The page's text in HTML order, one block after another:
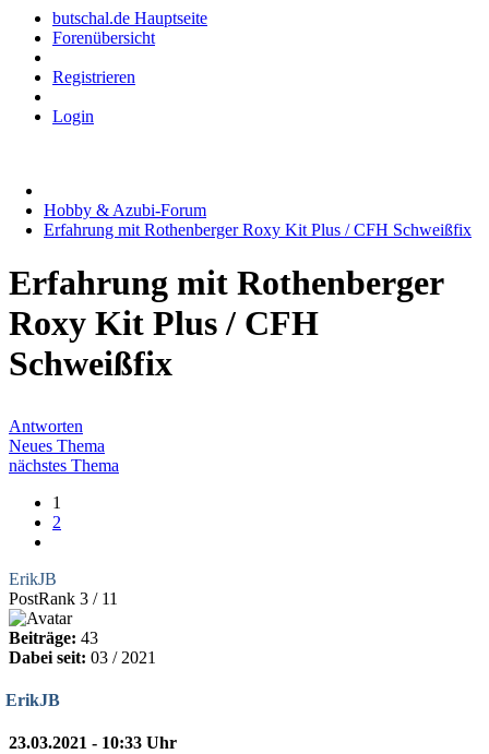
butschal.de Hauptseite
Forenübersicht
Registrieren
Login
Hobby & Azubi-Forum
Erfahrung mit Rothenberger Roxy Kit Plus / CFH Schweißfix
Erfahrung mit Rothenberger
Roxy Kit Plus / CFH
Schweißfix
Antworten
Neues Thema
nächstes Thema
1
2
ErikJB
PostRank 3 / 11
Beiträge: 43
Dabei seit: 03 / 2021
ErikJB
23.03.2021 - 10:33 Uhr